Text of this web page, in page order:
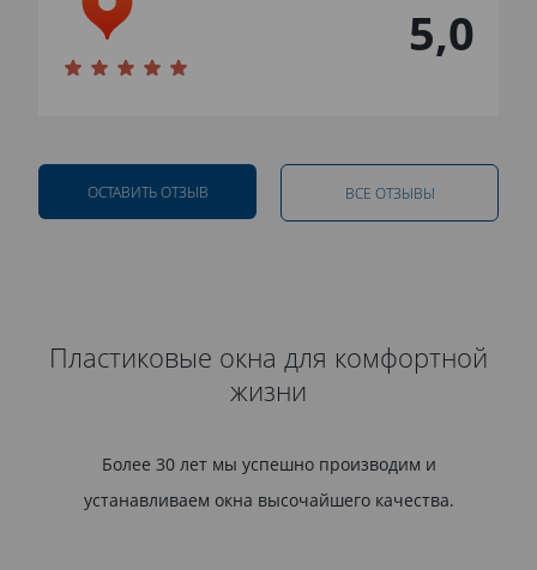
5,0
ОСТАВИТЬ ОТЗЫВ ВСЕ ОТЗЫВЫ
Пластиковые окна для комфортной
жизни
Более 30 лет мы успешно производим и
устанавливаем окна высочайшего качества.